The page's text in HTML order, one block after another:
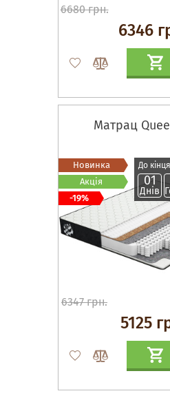
6680 грн.
6346
Матрац
До
01
Днів
6347 грн.
5125
Новинка
Акція
-19%